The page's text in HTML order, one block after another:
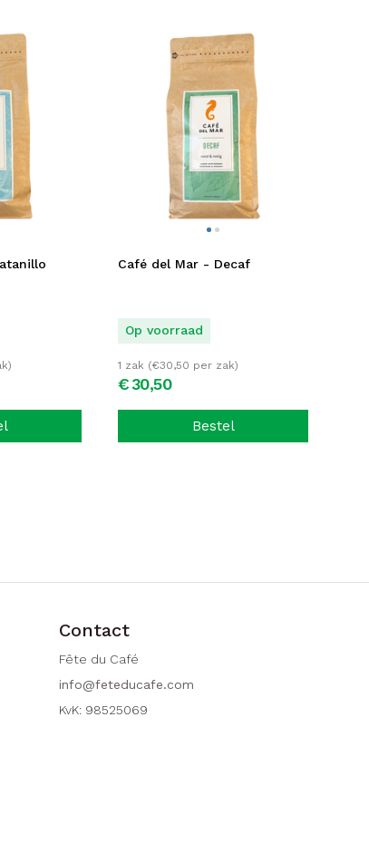
Café del Mar - Decaf
Op voorraad
€30,50
1 zak (€30,50 per zak)
Bestel
Contact
Fête du Café
info@feteducafe.com
KvK: 98525069